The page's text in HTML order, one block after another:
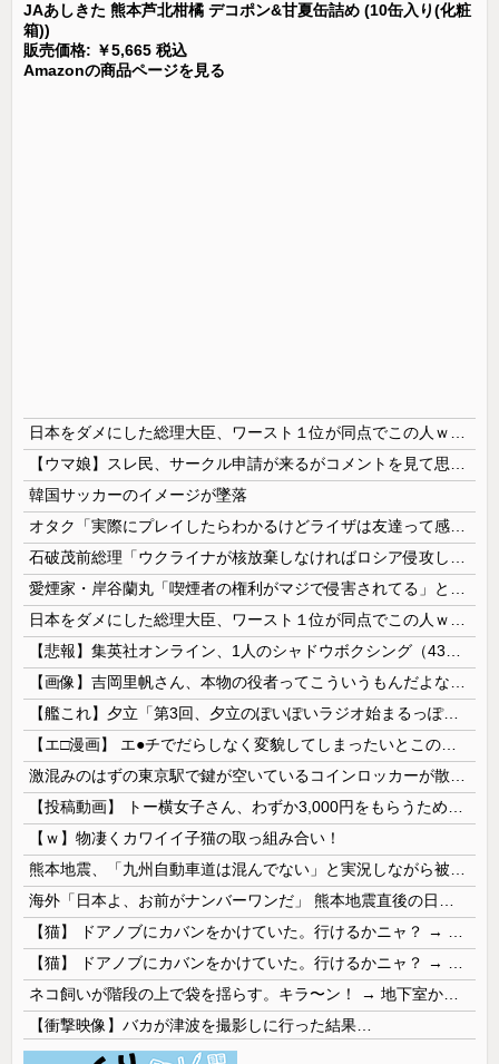
JAあしきた 熊本芦北柑橘 デコポン&甘夏缶詰め (10缶入り(化粧
箱))
販売価格: ￥5,665 税込
Amazonの商品ページを見る
韓国サッカーのイメージが墜落
【艦これ】夕立「第3回、夕立のぽいぽいラジオ始まるっぽいよ！」
【ｗ】物凄くカワイイ子猫の取っ組み合い！
【衝撃映像】バカが津波を撮影しに行った結果…